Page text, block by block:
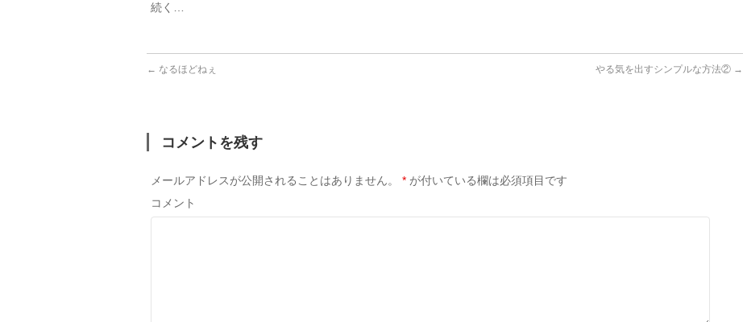
続く…
← なるほどねぇ やる気を出すシンプルな方法② →
コメントを残す
メールアドレスが公開されることはありません。 * が付いている欄は必須項目です
コメント